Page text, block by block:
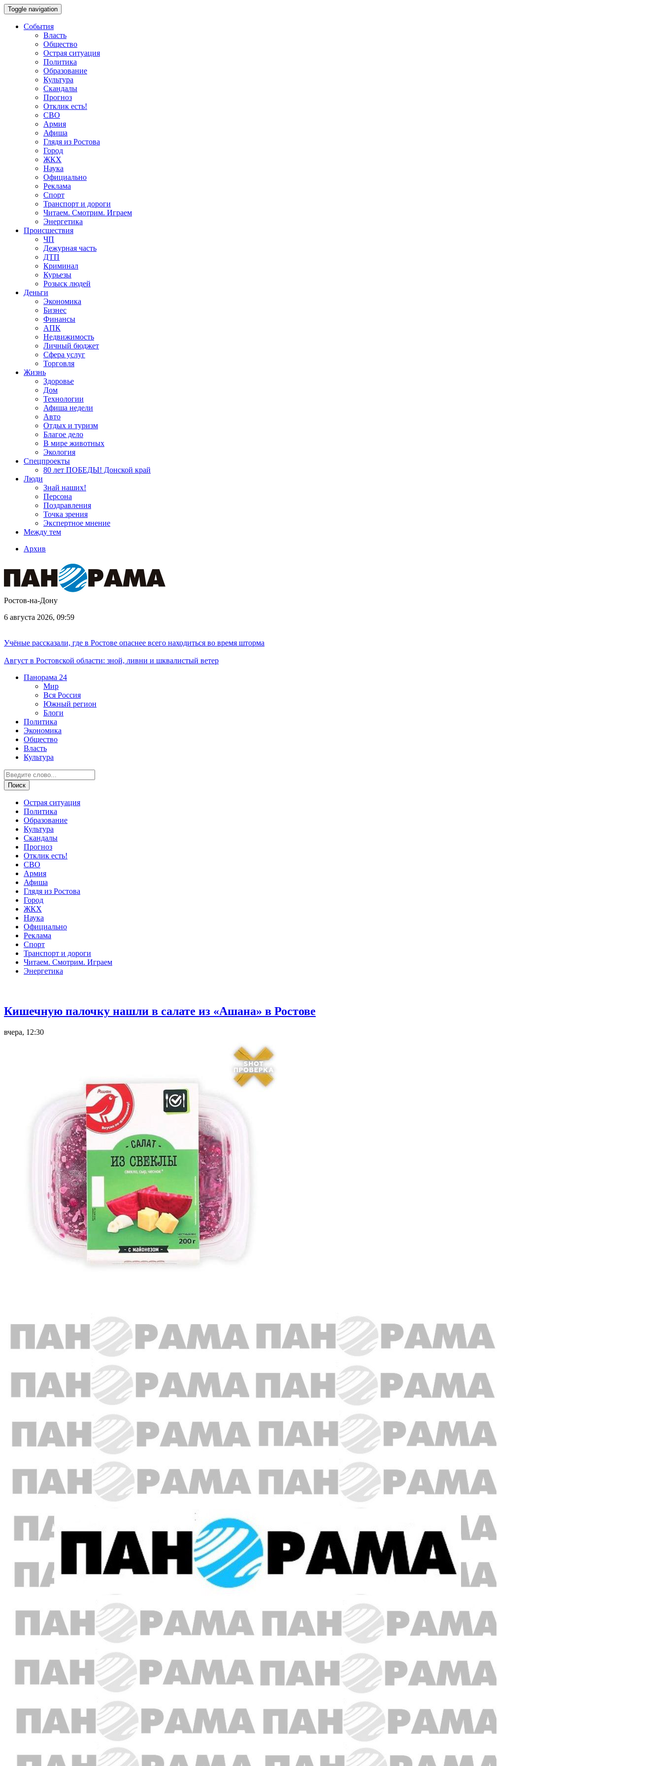
Toggle navigation
События
Власть
Общество
Острая ситуация
Политика
Образование
Культура
Скандалы
Прогноз
Отклик есть!
СВО
Армия
Афиша
Глядя из Ростова
Город
ЖКХ
Наука
Официально
Реклама
Спорт
Транспорт и дороги
Читаем. Смотрим. Играем
Энергетика
Происшествия
ЧП
Дежурная часть
ДТП
Криминал
Курьезы
Розыск людей
Деньги
Экономика
Бизнес
Финансы
АПК
Недвижимость
Личный бюджет
Сфера услуг
Торговля
Жизнь
Здоровье
Дом
Технологии
Афиша недели
Авто
Отдых и туризм
Благое дело
В мире животных
Экология
Спецпроекты
80 лет ПОБЕДЫ! Донской край
Люди
Знай наших!
Персона
Поздравления
Точка зрения
Экспертное мнение
Между тем
Архив
Ростов-на-Дону
6 августа 2026, 09:59
Учёные рассказали, где в Ростове опаснее всего находиться во время шторма
Август в Ростовской области: зной, ливни и шквалистый ветер
Панорама 24
Мир
Вся Россия
Южный регион
Блоги
Политика
Экономика
Общество
Власть
Культура
Острая ситуация
Политика
Образование
Культура
Скандалы
Прогноз
Отклик есть!
СВО
Армия
Афиша
Глядя из Ростова
Город
ЖКХ
Наука
Официально
Реклама
Спорт
Транспорт и дороги
Читаем. Смотрим. Играем
Энергетика
Кишечную палочку нашли в салате из «Ашана» в Ростове
вчера, 12:30